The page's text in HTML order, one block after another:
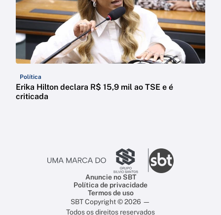
Política
Erika Hilton declara R$ 15,9 mil ao TSE e é
criticada
Anuncie no SBT
Política de privacidade
Termos de uso
SBT Copyright © 2026 —
Todos os direitos reservados